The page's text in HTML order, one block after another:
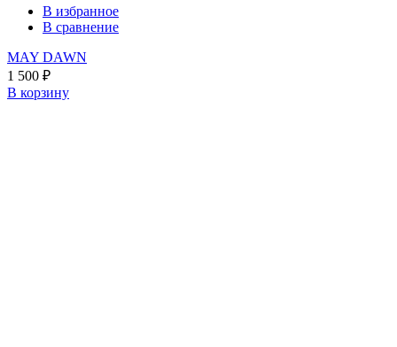
В избранное
В сравнение
MAY DAWN
1 500 ₽
В корзину